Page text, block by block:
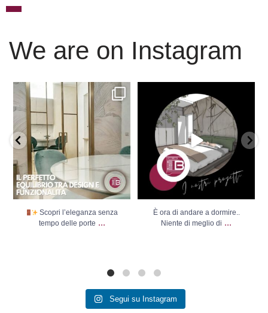
We are on Instagram
Scopri l’eleganza senza
tempo delle porte ...
Scopri l’eleganza senza
tempo delle porte ...
È ora di andare a dormire..
Niente di meglio di
È ora di andare a dormire..
Niente di meglio di ...
Segui su Instagram